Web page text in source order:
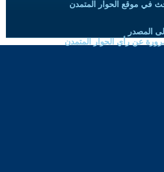
في موقع الحوار المتمدن
المصدر
عن رأي الحوار المتمدن